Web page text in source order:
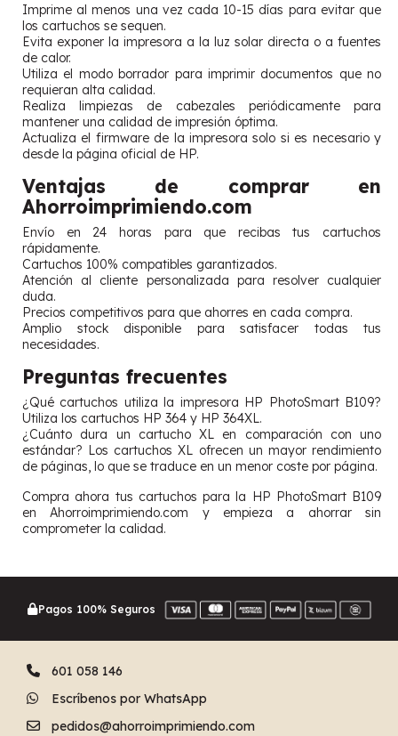
Imprime al menos una vez cada 10-15 días para evitar que
los cartuchos se sequen.
Evita exponer la impresora a la luz solar directa o a fuentes
de calor.
Utiliza el modo borrador para imprimir documentos que no
requieran alta calidad.
Realiza limpiezas de cabezales periódicamente para
mantener una calidad de impresión óptima.
Actualiza el firmware de la impresora solo si es necesario y
desde la página oficial de HP.
Ventajas de comprar en
Ahorroimprimiendo.com
Envío en 24 horas para que recibas tus cartuchos
rápidamente.
Cartuchos 100% compatibles garantizados.
Atención al cliente personalizada para resolver cualquier
duda.
Precios competitivos para que ahorres en cada compra.
Amplio stock disponible para satisfacer todas tus
necesidades.
Preguntas frecuentes
¿Qué cartuchos utiliza la impresora HP PhotoSmart B109?
Utiliza los cartuchos HP 364 y HP 364XL.
¿Cuánto dura un cartucho XL en comparación con uno
estándar? Los cartuchos XL ofrecen un mayor rendimiento
de páginas, lo que se traduce en un menor coste por página.
Compra ahora tus cartuchos para la HP PhotoSmart B109
en Ahorroimprimiendo.com y empieza a ahorrar sin
comprometer la calidad.
Pagos 100% Seguros
601 058 146
Escríbenos por WhatsApp
pedidos@ahorroimprimiendo.com